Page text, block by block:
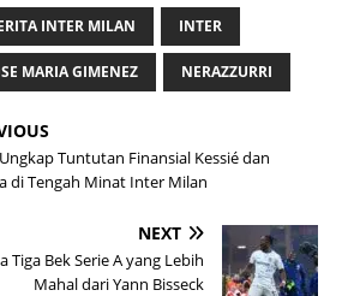
INTER MILAN INTER
MARIA GIMENEZ NERAZZURRI
Tuntutan Finansial Kessié dan
di Tengah Minat Inter Milan
NEXT
Bek Serie A yang Lebih
Mahal dari Yann Bisseck